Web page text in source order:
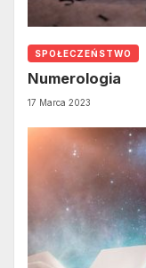
SPOŁECZEŃSTWO
Numerologia
17 Marca 2023